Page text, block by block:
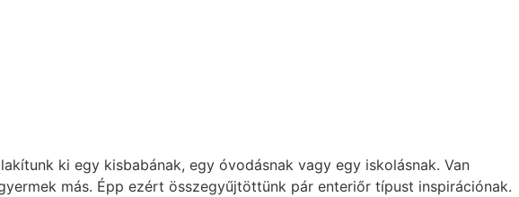
ki egy kisbabának, egy óvodásnak vagy egy iskolásnak. Van
más. Épp ezért összegyűjtöttünk pár enteriőr típust inspirációnak.